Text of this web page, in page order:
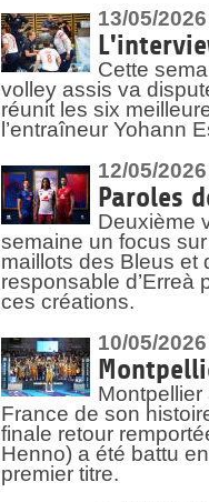
13/05/2026
Cette
volley assis va
réunit les six
l’entraîneur Yohann
12/05/2026
Paroles
Deuxième
semaine un focus
maillots des Bleus et
responsable d’Erreà
ces créations.
10/05/2026
France de son
finale retour
Henno) a été battu
premier titre.